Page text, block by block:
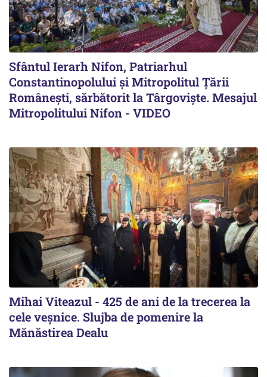
Sfântul Ierarh Nifon, Patriarhul
Constantinopolului și Mitropolitul Țării
Românești, sărbătorit la Târgoviște. Mesajul
Mitropolitului Nifon - VIDEO
Mihai Viteazul - 425 de ani de la trecerea la
cele veșnice. Slujba de pomenire la
Mănăstirea Dealu